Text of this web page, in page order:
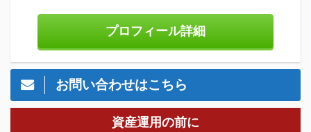
プロフィール詳細
お問い合わせはこちら
資産運用の前に